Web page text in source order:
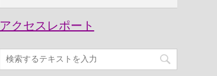
アクセスレポート